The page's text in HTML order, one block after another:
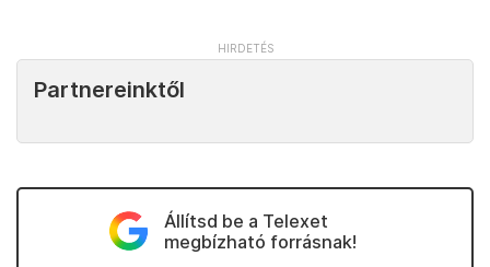
Partnereinktől
Állítsd be a Telexet
megbízható forrásnak!